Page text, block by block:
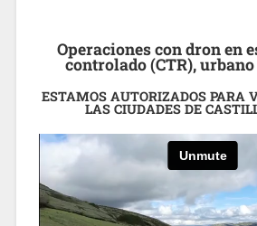
Operaciones con dron en
controlado (CTR),
ESTAMOS AUTORIZADOS PARA
LAS CIUDADES DE